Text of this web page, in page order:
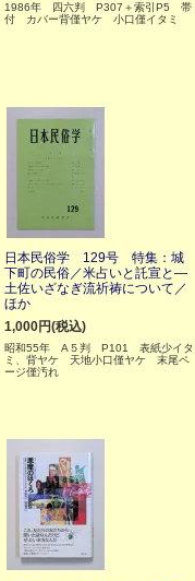
1986年 四六判 P307＋索引P5 帯
付 カバー背僅ヤケ 小口僅イタミ
日本民俗学 129号 特集：城
下町の民俗／米占いと託宣と―
土佐いざなぎ流祈祷について／
ほか
1,000円(税込)
昭和55年 A５判 P101 表紙少イタ
ミ、背ヤケ 天地小口僅ヤケ 末尾ペ
ージ僅汚れ